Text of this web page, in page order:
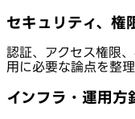
セキュリティ、権
認証、アクセス権限
用に必要な論点を整
インフラ・運用方